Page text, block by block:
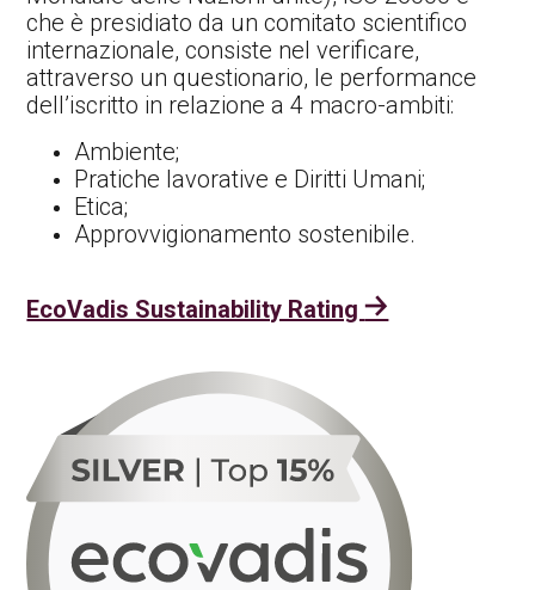
che è presidiato da un comitato scientifico
internazionale, consiste nel verificare,
attraverso un questionario, le performance
dell’iscritto in relazione a 4 macro-ambiti:
Ambiente;
Pratiche lavorative e Diritti Umani;
Etica;
Approvvigionamento sostenibile.
EcoVadis Sustainability Rating